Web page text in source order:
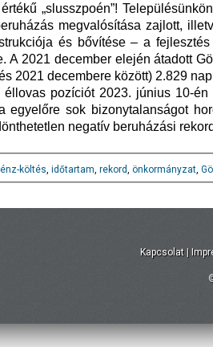
„slusszpoén”!
megvalósítása zajlott,
és bővítése – a
A 2021 december elején átadott
2021 decembere között) 2.829
pozíciót 2023. június 10-
egyelőre sok bizonytalanságot
negatív beruházási
költés, időtartam, rekord, önkormányzat,
Kapcsolat |